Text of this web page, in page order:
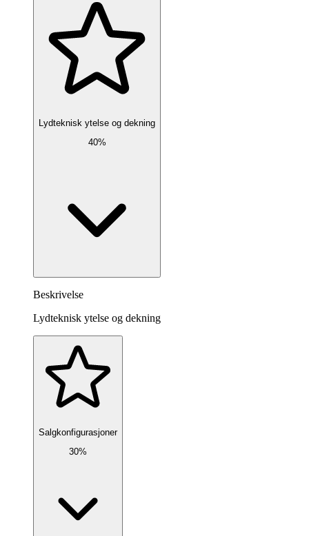
Lydteknisk ytelse og dekning
40%
Beskrivelse
Lydteknisk ytelse og dekning
Salgkonfigurasjoner
30%